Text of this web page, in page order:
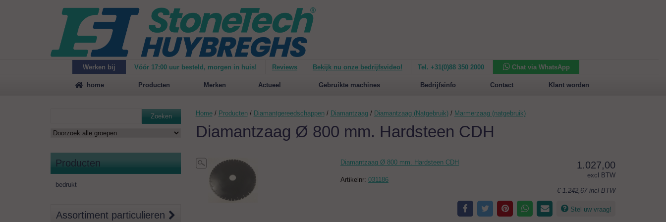
Werken bij Vóór 17:00 uur besteld, morgen in huis! Reviews Bekijk nu onze bedrijfsvideo! Tel. +31(0)88 350 2000
Chat via WhatsApp
Maak
vrijblijvend een afspraak voor een demonstratie van de Mirage 1500 Nieuw op de website: selecteer nu op merken! Nieuw in het assortiment: Sansone Collection
home Producten Merken Actueel Gebruikte machines Bedrijfsinfo Contact Klant worden
Zoeken
Producten
bedrukt
Assortiment particulieren
Home / Producten/ Diamantgereedschappen/ Diamantzaag/ Diamantzaag (Natgebruik)/ Marmerzaag (natgebruik)
Diamantzaag Ø 800 mm. Hardsteen CDH
Diamantzaag Ø 800 mm. Hardsteen CDH
Artikelnr: 031186
1.027,00
excl BTW
€ 1.242,67 incl BTW
Stel uw vraag!